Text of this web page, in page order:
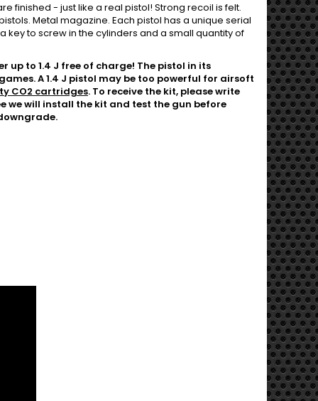
finished - just like a real pistol! Strong recoil is felt.
Metal magazine. Each pistol has a unique serial
key to screw in the cylinders and a small quantity of
up to 1.4 J free of charge! The pistol in its
A 1.4 J pistol may be too powerful for airsoft
CO2 cartridges. To receive the kit, please write
we will install the kit and test the gun before